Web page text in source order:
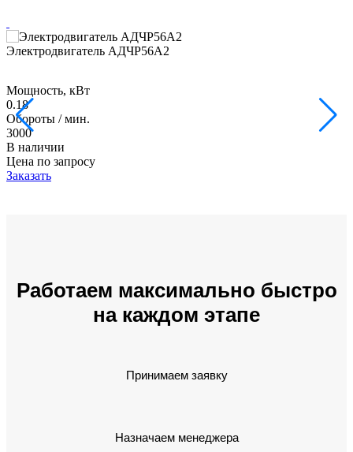
Электродвигатель АДЧР56А2
Мощность, кВт
0.18
Обороты / мин.
3000
В наличии
Цена по запросу
Заказать
Работаем максимально быстро
на каждом этапе
Принимаем заявку
Назначаем менеджера